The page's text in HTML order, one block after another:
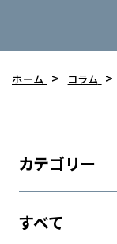
ホーム コラム
カテゴリー
すべて